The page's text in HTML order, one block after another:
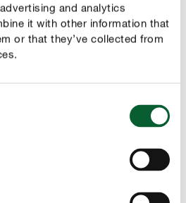
and analytics
it with other information that
or that they’ve collected from
Sie ebenfalls interessieren